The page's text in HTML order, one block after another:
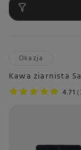
Okazja
Kawa ziarnista
4.71